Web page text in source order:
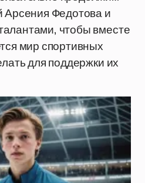
Арсения Федотова и
чтобы вместе
мир спортивных
для поддержки их